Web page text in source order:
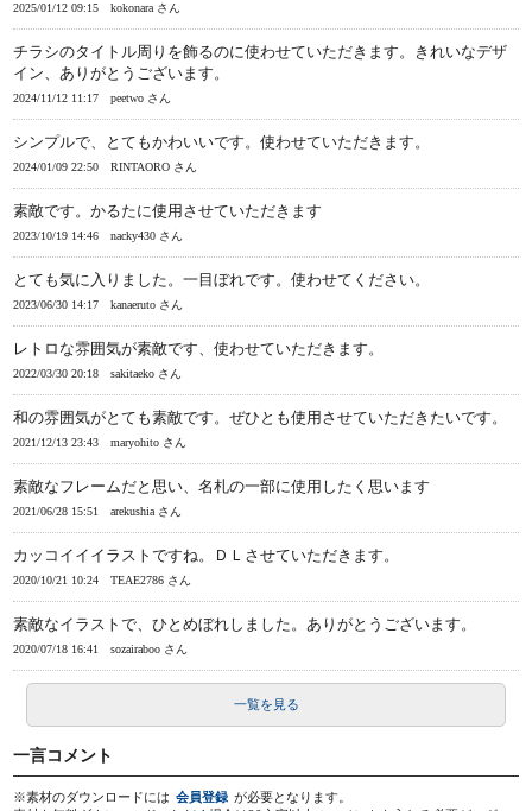
2025/01/12 09:15 kokonara さん
チラシのタイトル周りを飾るのに使わせていただきます。きれいなデザ
イン、ありがとうございます。
2024/11/12 11:17 peetwo さん
シンプルで、とてもかわいいです。使わせていただきます。
2024/01/09 22:50 RINTAORO さん
素敵です。かるたに使用させていただきます
2023/10/19 14:46 nacky430 さん
とても気に入りました。一目ぼれです。使わせてください。
2023/06/30 14:17 kanaeruto さん
レトロな雰囲気が素敵です、使わせていただきます。
2022/03/30 20:18 sakitaeko さん
和の雰囲気がとても素敵です。ぜひとも使用させていただきたいです。
2021/12/13 23:43 maryohito さん
素敵なフレームだと思い、名札の一部に使用したく思います
2021/06/28 15:51 arekushia さん
カッコイイイラストですね。ＤＬさせていただきます。
2020/10/21 10:24 TEAE2786 さん
素敵なイラストで、ひとめぼれしました。ありがとうございます。
2020/07/18 16:41 sozairaboo さん
一覧を見る
一言コメント
※素材のダウンロードには 会員登録 が必要となります。